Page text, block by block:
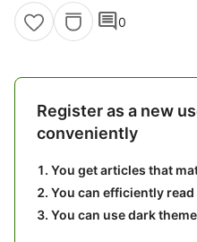
comment0
Register as a new
conveniently
You get articles that
You can efficiently
You can use dark theme